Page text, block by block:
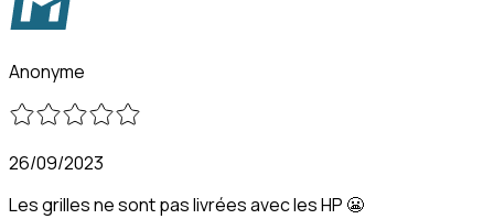
Anonyme
26/09/2023
Les grilles ne sont pas livrées avec les HP 😬